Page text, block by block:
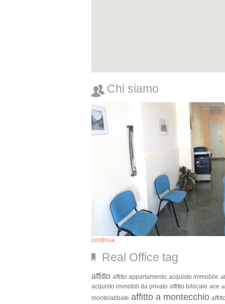
Chi siamo
continua
Real Office tag
affitto affitto appartamento acquisto immobile
acquisto immobili da privato affitto bilocale ace
montelabbate affitto a montecchio